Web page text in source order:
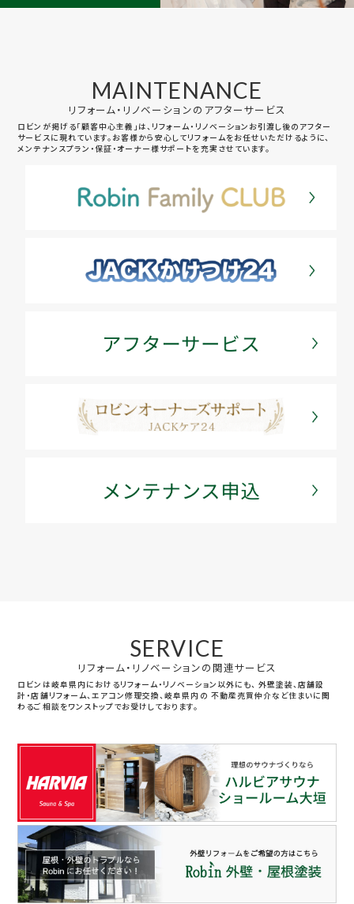
MAINTENANCE
リフォーム・リノベーションのアフターサービス
ロビンが掲げる「顧客中心主義」は、リフォーム・リノベーションお引渡し後のアフター
サービスに現れています。お客様から安心してリフォームをお任せいただけるように、
メンテナンスプラン・保証・オーナー様サポートを充実させています。
SERVICE
リフォーム・リノベーションの関連サービス
ロビンは岐阜県内におけるリフォーム・リノベーション以外にも、 外壁塗装、店舗設
計・店舗リフォーム、エアコン修理交換、岐阜県内の 不動産売買仲介など住まいに関
わるご相談をワンストップでお受けしております。